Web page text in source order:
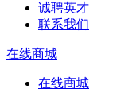
诚聘英才
联系我们
在线商城
在线商城